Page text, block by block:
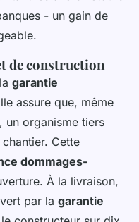
- un gain de
de construction
garantie
assure que, même
un organisme tiers
Cette
dommages-
À la livraison,
par la garantie